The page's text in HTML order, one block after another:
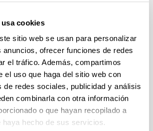
cookies
sitio web se usan para personalizar
anuncios, ofrecer funciones de redes
el tráfico. Además, compartimos
el uso que haga del sitio web con
de redes sociales, publicidad y análisis
combinarla con otra información
o que hayan recopilado a
haya hecho de sus servicios.
con la Fundación que el plazo de
solicitudes finalizará el viernes, 5 de junio,
Posdoctoral de
de Personal Investigador Doctor 2020-
de fin del plazo de presentación: 07/09/2020